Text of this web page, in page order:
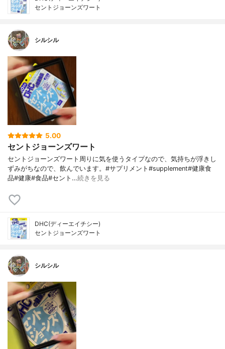
セントジョーンズワート
シルシル
5.00
セントジョーンズワート
セントジョーンズワート周りに気を使うタイプなので、気持ちが浮きし
ずみがちなので、飲んでいます。#サプリメント#supplement#健康食
品#健康#食品#セント…続きを見る
DHC(ディーエイチシー)
セントジョーンズワート
シルシル